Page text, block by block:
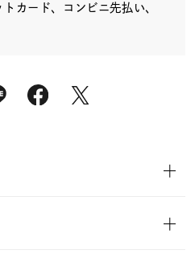
カード、コンビニ先払い、